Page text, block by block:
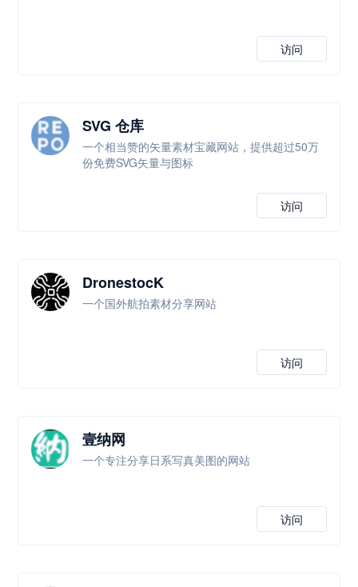
访问
SVG 仓库
一个相当赞的矢量素材宝藏网站，提供超过50万
份免费SVG矢量与图标
访问
DronestocK
一个国外航拍素材分享网站
访问
壹纳网
一个专注分享日系写真美图的网站
访问